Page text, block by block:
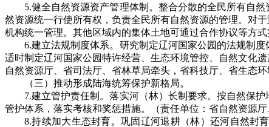
5.健全自然资源资产管理体制。整合分散的全民所有自
然资源统一行使所有权，负责全民所有自然资源的管理。对
机构统一管理。其他区域内的集体土地可通过合作协议等方
6.建立法规制度体系。研究制定辽河国家公园的法规制
适时制定辽河国家公园特许经营、生态环境管控、自然文化
自然资源厅、省司法厅、省林草局牵头，省科技厅、省生态
（三）推动形成陆海统筹保护新格局。
7.建立管护责任制。落实河（林）长制要求。按自然保
管护体系，落实考核和奖惩措施。（责任单位：省自然资源
8.持续加大生态封育。巩固辽河退耕（林）还河自然封